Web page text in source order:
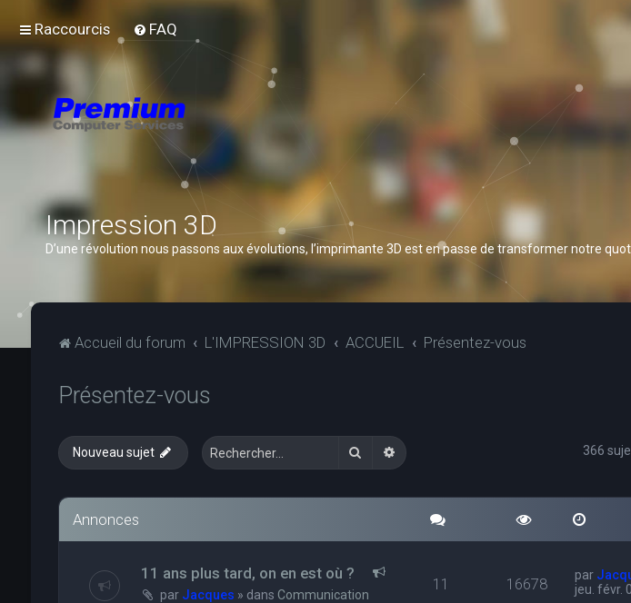
Raccourcis FAQ
Impression 3D
D’une révolution nous passons aux évolutions, l’imprimante 3D est en passe de transformer notre
Accueil du forum L'IMPRESSION 3D ACCUEIL Présentez-vous
Présentez-vous
Nouveau sujet RechercherRecherche avancée 366
Annonces
11 ans plus tard, on en est où ?
par Jacques » dans Communication
11 16678 par
jeu. févr.